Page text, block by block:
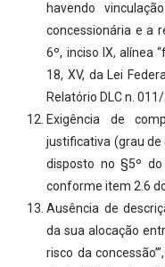
havendo
concessionária e a
6º, inciso IX, alínea
18, XV, da Lei
Relatório DLC n.
Exigência de
justificativa (grau
disposto no §5º
conforme item 2.6
Ausência de
da sua alocação
risco da